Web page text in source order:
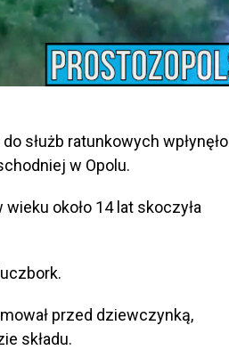
służb ratunkowych wpłynęło
w Opolu.
około 14 lat skoczyła
przed dziewczynką,
składu.